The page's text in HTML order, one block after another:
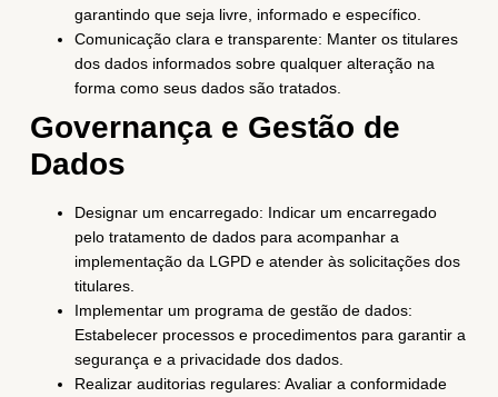
garantindo que seja livre, informado e específico.
Comunicação clara e transparente: Manter os titulares
dos dados informados sobre qualquer alteração na
forma como seus dados são tratados.
Governança e Gestão de
Dados
Designar um encarregado: Indicar um encarregado
pelo tratamento de dados para acompanhar a
implementação da LGPD e atender às solicitações dos
titulares.
Implementar um programa de gestão de dados:
Estabelecer processos e procedimentos para garantir a
segurança e a privacidade dos dados.
Realizar auditorias regulares: Avaliar a conformidade